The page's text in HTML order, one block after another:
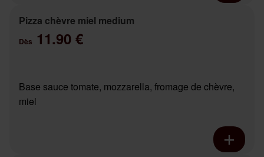
Pizza chèvre miel medium
Dès 11.90 €
Base sauce tomate, mozzarella, fromage de chèvre,
miel